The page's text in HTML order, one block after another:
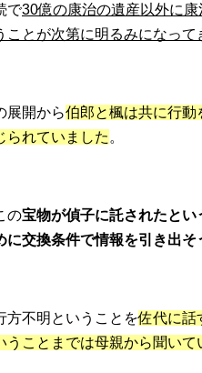
で30億の康治の遺産以外に
ことが次第に明るみになって
展開から伯郎と楓は共に行動
られていました 。
の宝物が偵子に託されたと
に交換条件で情報を引き出そ
方不明ということを佐代に話
うことまでは母親から聞い